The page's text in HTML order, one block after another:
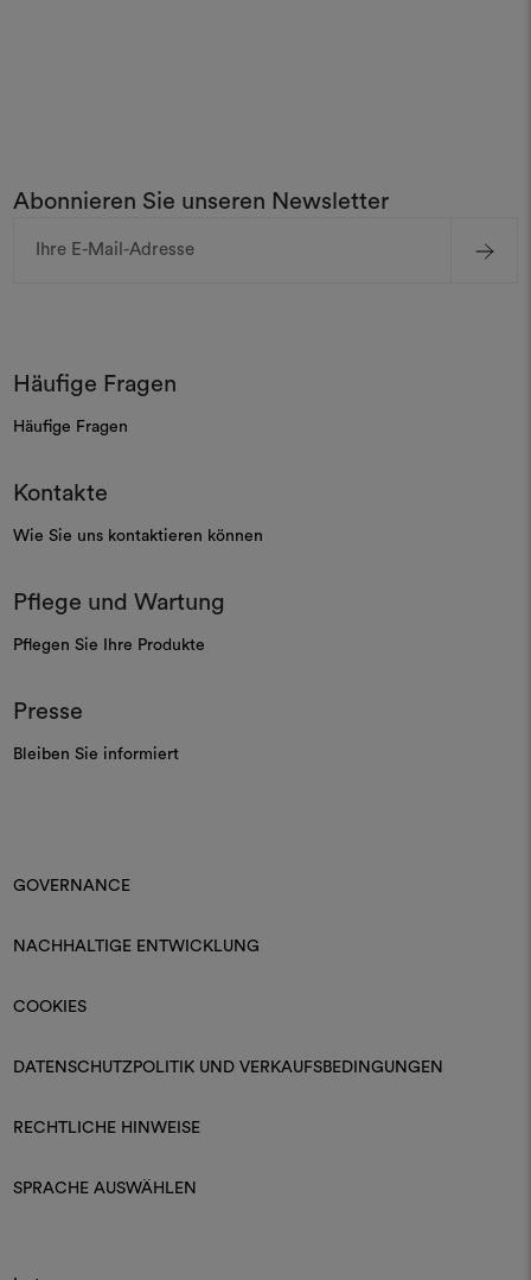
Abonnieren Sie unseren Newsletter
Mail-
Häufige Fragen
Häufige Fragen
Kontakte
Wie Sie uns kontaktieren können
Pflege und Wartung
Pflegen Sie Ihre Produkte
Presse
Bleiben Sie informiert
GOVERNANCE
NACHHALTIGE ENTWICKLUNG
COOKIES
DATENSCHUTZPOLITIK UND VERKAUFSBEDINGUNGEN
RECHTLICHE HINWEISE
SPRACHE AUSWÄHLEN